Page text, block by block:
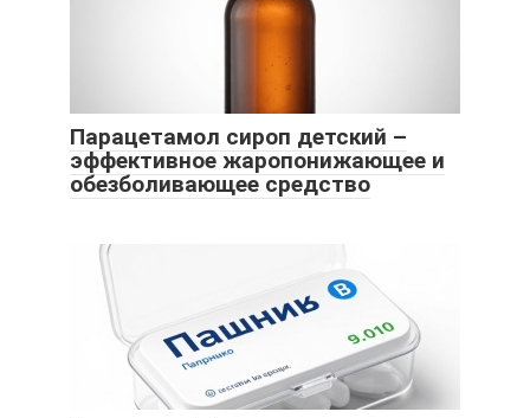
Парацетамол сироп детский –
эффективное жаропонижающее и
обезболивающее средство